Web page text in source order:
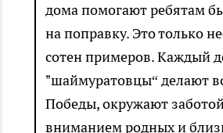
дома помогают ребятам
на поправку. Это только
сотен примеров. Каждый
"шаймуратовцы“ делают
Победы, окружают
вниманием родных и